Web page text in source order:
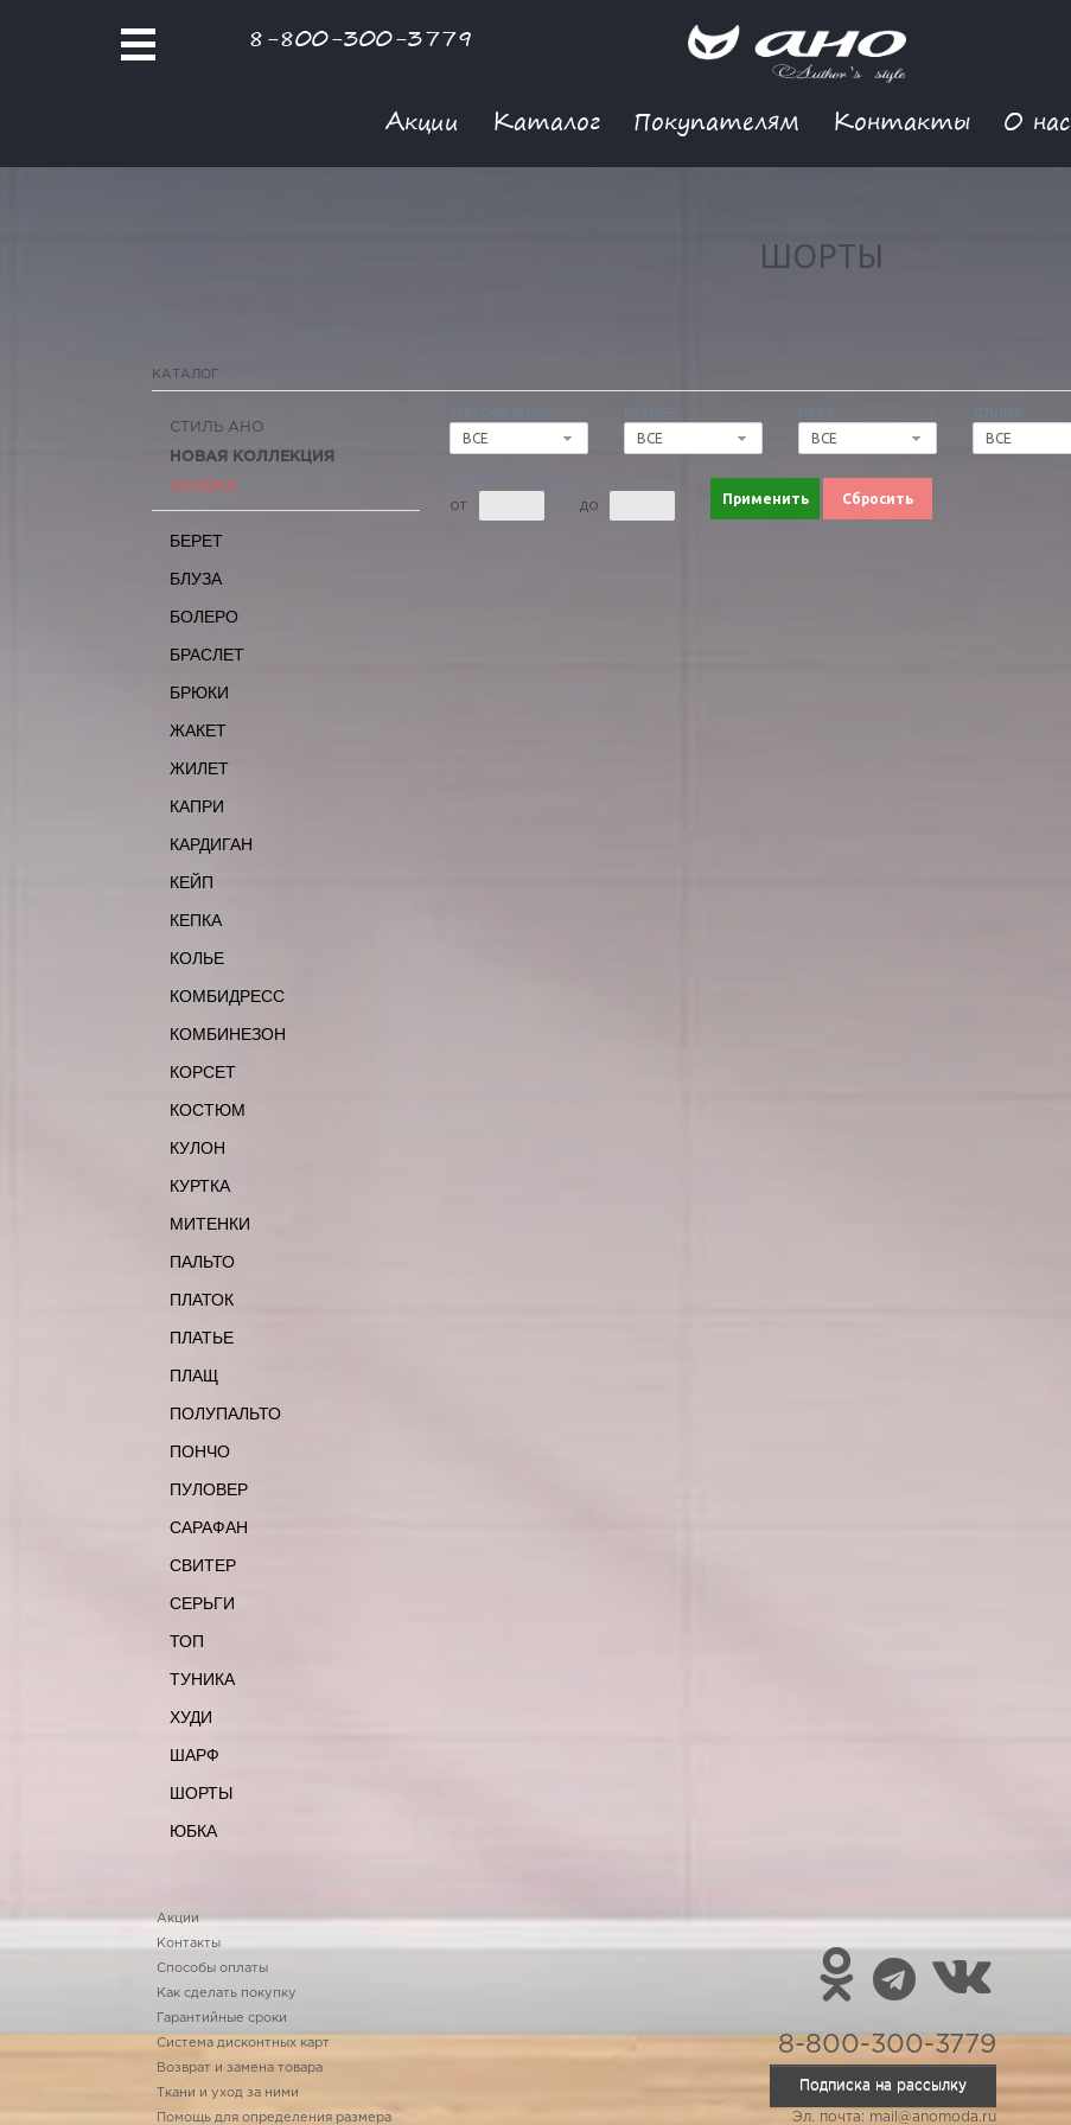
8-800-300-3779
Акции Каталог Покупателям Контакты О нас
ШОРТЫ
КАТАЛОГ
ВСЕ
ВСЕ
ВСЕ
ВСЕ
ОТ ДО Применить Сбросить
СТИЛЬ АНО
НОВАЯ КОЛЛЕКЦИЯ
СКИДКА
БЕРЕТ
БЛУЗА
БОЛЕРО
БРАСЛЕТ
БРЮКИ
ЖАКЕТ
ЖИЛЕТ
КАПРИ
КАРДИГАН
КЕЙП
КЕПКА
КОЛЬЕ
КОМБИДРЕСС
КОМБИНЕЗОН
КОРСЕТ
КОСТЮМ
КУЛОН
КУРТКА
МИТЕНКИ
ПАЛЬТО
ПЛАТОК
ПЛАТЬЕ
ПЛАЩ
ПОЛУПАЛЬТО
ПОНЧО
ПУЛОВЕР
САРАФАН
СВИТЕР
СЕРЬГИ
ТОП
ТУНИКА
ХУДИ
ШАРФ
ШОРТЫ
ЮБКА
Акции
Контакты
Способы оплаты
Как сделать покупку
Гарантийные сроки
Система дисконтных карт
Возврат и замена товара
Ткани и уход за ними
Помощь для определения размера
8-800-300-3779
Подписка на рассылку
Эл. почта: mail@anomoda.ru